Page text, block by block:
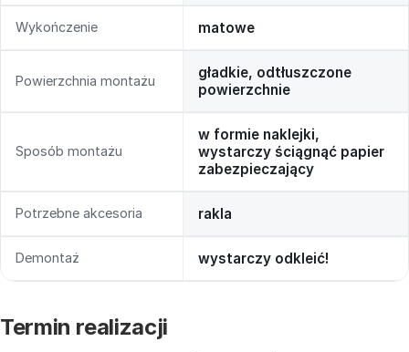
Wykończenie matowe
Powierzchnia montażu
gładkie, odtłuszczone
powierzchnie
Sposób montażu
w formie naklejki,
wystarczy ściągnąć papier
zabezpieczający
Potrzebne akcesoria rakla
Demontaż wystarczy odkleić!
Termin realizacji